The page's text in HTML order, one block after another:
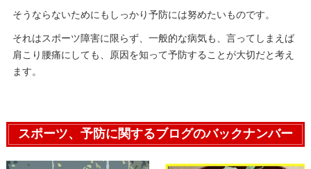
そうならないためにもしっかり予防には努めたいものです。
それはスポーツ障害に限らず、一般的な病気も、言ってしまえば
肩こり腰痛にしても、原因を知って予防することが大切だと考え
ます。
スポーツ、予防に関するブログのバックナンバー